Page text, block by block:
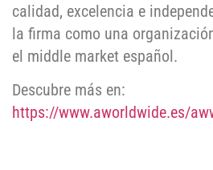
calidad, excelencia e
la firma como una
el middle market español.
Descubre más en:
https://www.aworldwide.es/